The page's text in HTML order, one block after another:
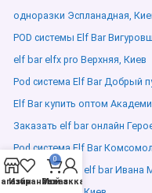
одноразки Эспланадная,
POD системы Elf Bar
elf bar elfx pro Верхняя, Киев
Pod система Elf Bar Добрый
Elf Bar купить оптом
Заказать elf bar онлайн
Pod система Elf Bar
Оригинальный elf bar Ивана
Избранное
0
Заказ
Мой аккаунт